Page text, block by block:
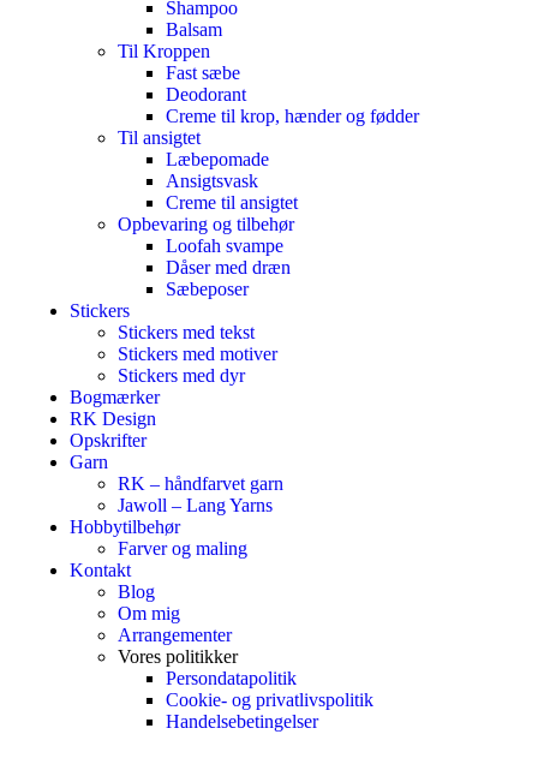
Shampoo
Balsam
Til Kroppen
Fast sæbe
Deodorant
Creme til krop, hænder og fødder
Til ansigtet
Læbepomade
Ansigtsvask
Creme til ansigtet
Opbevaring og tilbehør
Loofah svampe
Dåser med dræn
Sæbeposer
Stickers
Stickers med tekst
Stickers med motiver
Stickers med dyr
Bogmærker
RK Design
Opskrifter
Garn
RK – håndfarvet garn
Jawoll – Lang Yarns
Hobbytilbehør
Farver og maling
Kontakt
Blog
Om mig
Arrangementer
Vores politikker
Persondatapolitik
Cookie- og privatlivspolitik
Handelsebetingelser